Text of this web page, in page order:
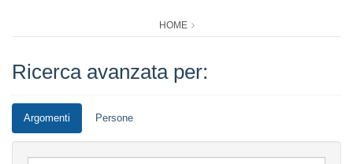
HOME
Ricerca avanzata per:
Argomenti Persone